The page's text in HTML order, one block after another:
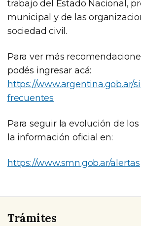
trabajo del Estado Nacional,
municipal y de las
sociedad civil.
Para ver más
podés ingresar acá:
https://www.argentina.gob.ar/
frecuentes
Para seguir la evolución de
la información oficial en:
https://www.smn.gob.ar/alertas
Trámites